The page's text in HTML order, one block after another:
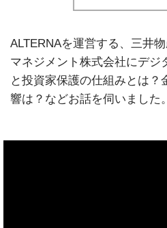
ALTERNAを運営する、三井
マネジメント株式会社にデジ
と投資家保護の仕組みとは？
響は？などお話を伺いました。